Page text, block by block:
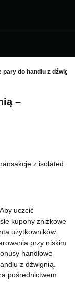
pary do handlu z
–
z isolated
uczcić
kupony zniżkowe
użytkowników.
przy niskim
handlowe
z dźwignią.
pośrednictwem